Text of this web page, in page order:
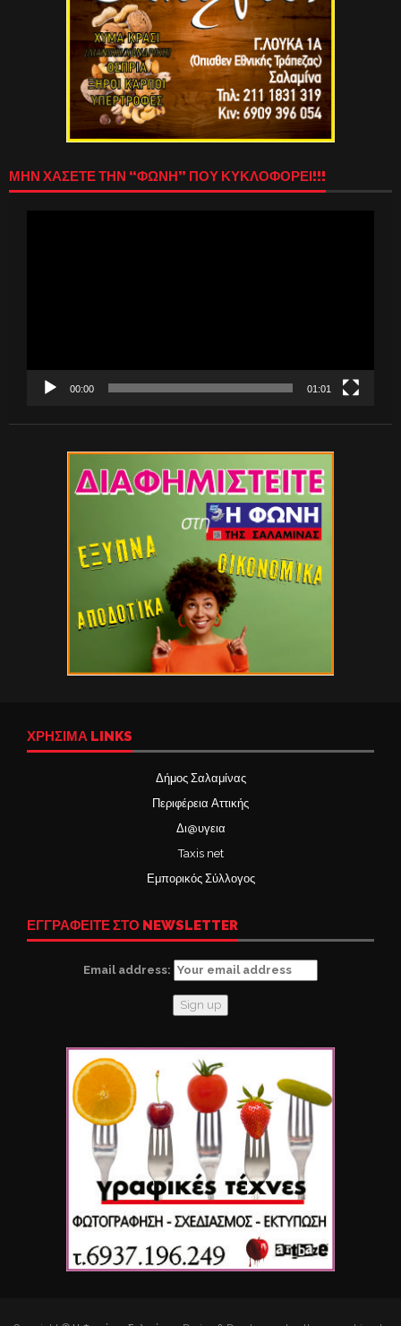
ΜΗΝ ΧΑΣΕΤΕ ΤΗΝ “ΦΩΝΗ” ΠΟΥ ΚΥΚΛΟΦΟΡΕΙ!!!
00:00 01:01
ΧΡΉΣΙΜΑ LINKS
Δήμος Σαλαμίνας
Περιφέρεια Αττικής
Δι@υγεια
Taxis net
Εμπορικός Σύλλογος
ΕΓΓΡΑΦΕΙΤΕ ΣΤΟ NEWSLETTER
Email address: